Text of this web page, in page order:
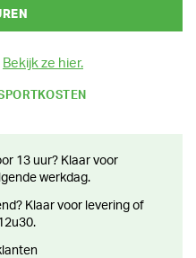
Bekijk ze hier.
werkdag.